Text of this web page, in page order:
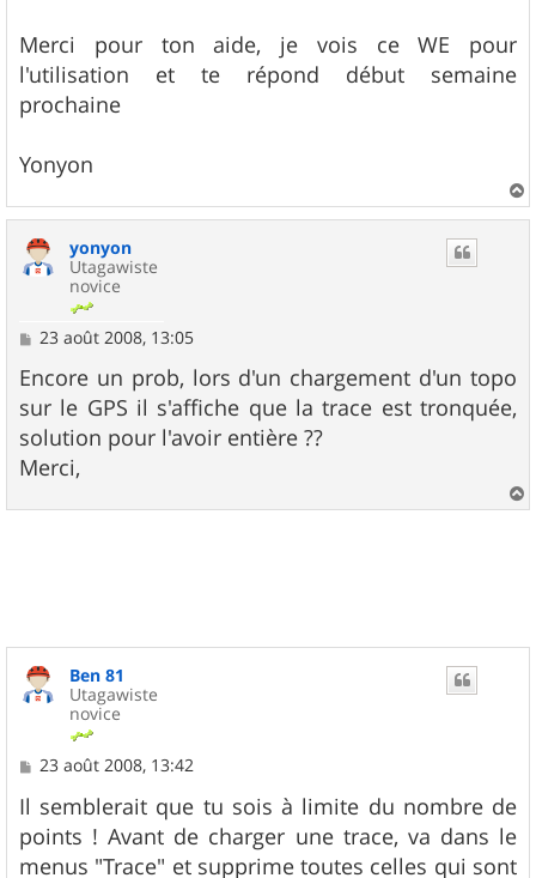
Merci pour ton aide, je vois ce WE pour
l'utilisation et te répond début semaine
prochaine
Yonyon
a
yonyon
Utagawiste
novice
M
s
s
a
g
e
23 août 2008, 13:05
Encore un prob, lors d'un chargement d'un topo
sur le GPS il s'affiche que la trace est tronquée,
solution pour l'avoir entière ??
Merci,
a
Ben 81
Utagawiste
novice
M
s
s
a
g
23 août 2008, 13:42
Il semblerait que tu sois à limite du nombre de
points ! Avant de charger une trace, va dans le
menus "Trace" et supprime toutes celles qui sont